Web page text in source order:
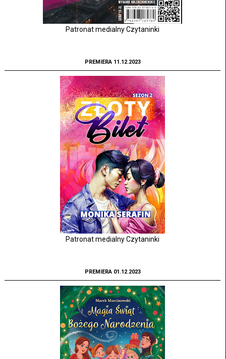
Patronat medialny Czytaninki
PREMIERA 11.12.2023
Patronat medialny Czytaninki
PREMIERA 01.12.2023